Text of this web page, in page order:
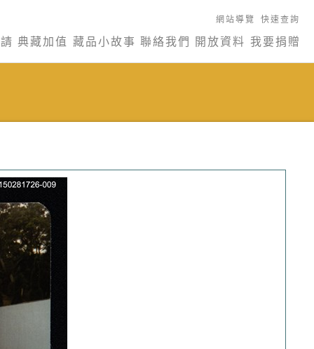
網站導覽 快速查詢
典藏加值 藏品小故事 聯絡我們 開放資料 我要捐贈